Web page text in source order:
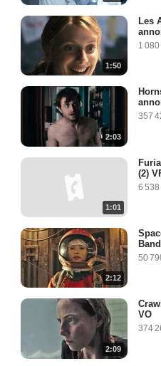
1:50
Les
1
2:03
357
1:01
(2)
6
2:12
50
2:09
VO
374